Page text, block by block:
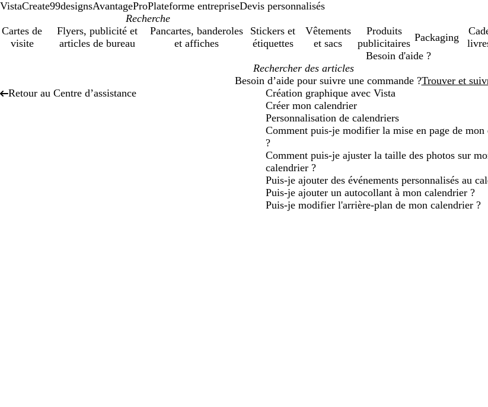
VistaCreate99designsAvantageProPlateforme entrepriseDevis personnalisés
Cartes de
visite
Flyers, publicité et
articles de bureau
Pancartes, banderoles
et affiches
Stickers et
étiquettes
Vêtements
et sacs
Produits
publicitaires
Packaging
Besoin d'aide ?
Besoin d’aide pour suivre une commande ?Trouver et
Retour au Centre d’assistance
Création graphique avec Vista
Créer mon calendrier
Personnalisation de calendriers
Comment puis-je modifier la mise en page de mon
?
Comment puis-je ajuster la taille des photos sur
calendrier ?
Puis-je ajouter des événements personnalisés au
Puis-je ajouter un autocollant à mon calendrier ?
Puis-je modifier l'arrière-plan de mon calendrier ?